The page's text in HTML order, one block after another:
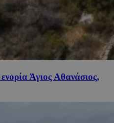
Άγιος Αθανάσιος,